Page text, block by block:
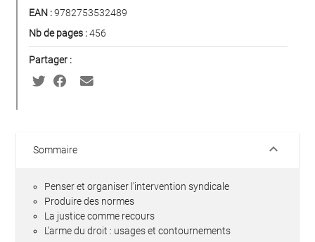
EAN :9782753532489
Nb de pages :456
Partager :
Sommaire keyboard_arrow_down
Penser et organiser l'intervention syndicale
Produire des normes
La justice comme recours
L'arme du droit : usages et contournements